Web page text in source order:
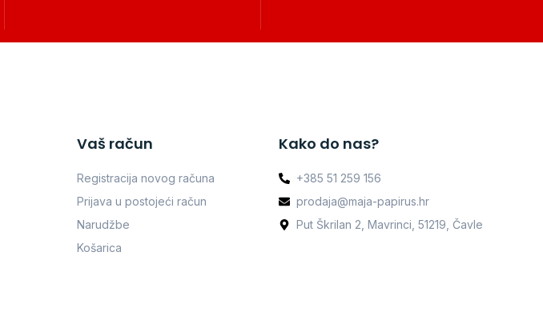
Vaš račun
Registracija novog računa
Prijava u postojeći račun
Narudžbe
Košarica
Kako do nas?
+385 51 259 156
prodaja@maja-papirus.hr
Put Škrilan 2, Mavrinci, 51219, Čavle